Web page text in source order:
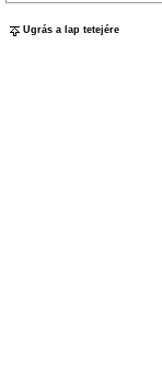
Ugrás a lap tetejére